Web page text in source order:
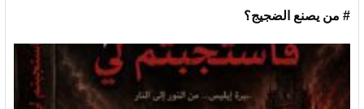
# من يصنع الضجيج؟